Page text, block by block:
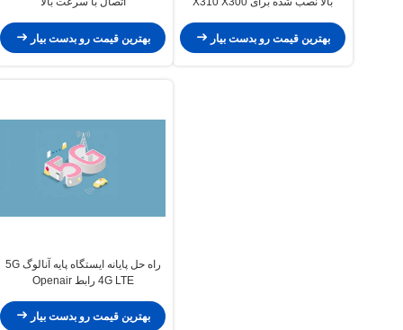
بهترین قیمت رو بدست بیار بهترین قیمت رو بدست بیار
راه حل پایانه ایستگاه پایه آنالوگ 5G
4G LTE رابط Openair
بهترین قیمت رو بدست بیار